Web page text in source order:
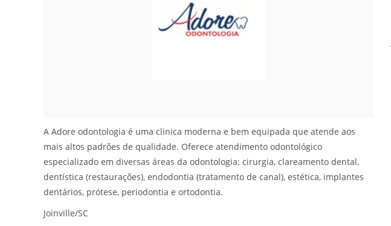
A Adore odontologia é uma clinica moderna e bem equipada que atende aos
mais altos padrões de qualidade. Oferece atendimento odontológico
especializado em diversas áreas da odontologia: cirurgia, clareamento dental,
dentística (restaurações), endodontia (tratamento de canal), estética, implantes
dentários, prótese, periodontia e ortodontia.
Joinville/SC